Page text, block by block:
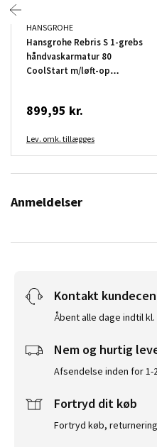
HANSGROHE
Hansgrohe Rebris S 1-grebs
håndvaskarmatur 80
CoolStart m/løft-op
899,95 kr.
Lev. omk. tillægges
Anmeldelser
Kontakt
Åbent alle dage indtil kl.
Nem og hurtig
Afsendelse inden for
Fortryd dit køb
Fortryd køb,